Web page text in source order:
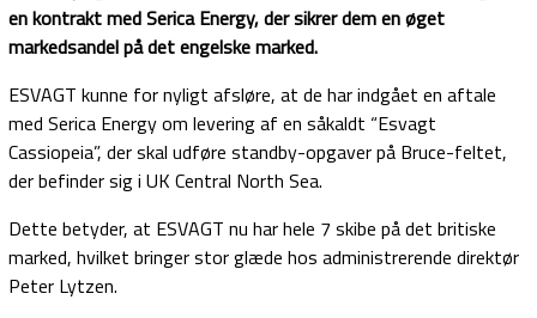
en kontrakt med Serica Energy, der sikrer dem en øget
markedsandel på det engelske marked.
ESVAGT kunne for nyligt afsløre, at de har indgået en aftale
med Serica Energy om levering af en såkaldt “Esvagt
Cassiopeia”, der skal udføre standby-opgaver på Bruce-feltet,
der befinder sig i UK Central North Sea.
Dette betyder, at ESVAGT nu har hele 7 skibe på det britiske
marked, hvilket bringer stor glæde hos administrerende direktør
Peter Lytzen.